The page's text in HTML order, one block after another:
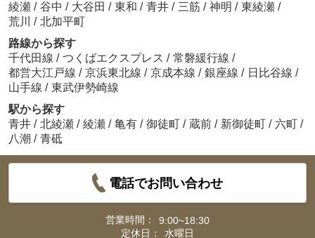
綾瀬 / 谷中 / 大谷田 / 東和 / 青井 / 三筋 / 神明 / 東綾瀬 /
荒川 / 北加平町
路線から探す
千代田線 / つくばエクスプレス / 常磐緩行線 /
都営大江戸線 / 京浜東北線 / 京成本線 / 銀座線 / 日比谷線 /
山手線 / 東武伊勢崎線
駅から探す
青井 / 北綾瀬 / 綾瀬 / 亀有 / 御徒町 / 蔵前 / 新御徒町 / 六町 /
八潮 / 青砥
電話でお問い合わせ
営業時間：
9:00~18:30
定休日：
水曜日